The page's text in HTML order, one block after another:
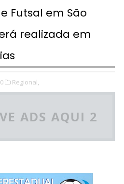
Futsal em São
realizada em
Regional,
ADS AQUI 2